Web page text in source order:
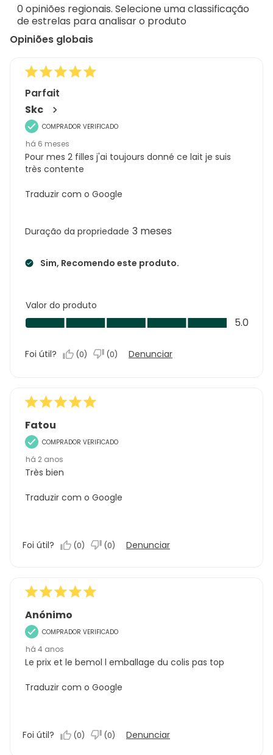
análises
0 opiniões regionais. Selecione uma classificação
de estrelas para analisar o produto
Opiniões globais
Parfait
Skc
COMPRADOR VERIFICADO
há 6 meses
Pour mes 2 filles j'ai toujours donné ce lait je suis
très contente
Traduzir com o Google
Duração da propriedade 3 meses
Sim, Recomendo este produto.
Valor do produto
Valor
do
5.0
5.0
Foi útil? (0) (0) Denunciar
Fatou
COMPRADOR VERIFICADO
há 2 anos
Très bien
Traduzir com o Google
Foi útil? (0) (0) Denunciar
Anónimo
COMPRADOR VERIFICADO
há 4 anos
Le prix et le bemol l emballage du colis pas top
Traduzir com o Google
Foi útil? (0) (0) Denunciar